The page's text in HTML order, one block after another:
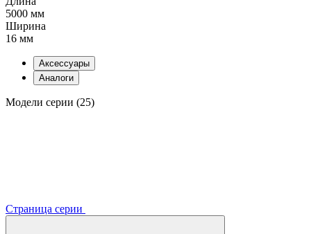
5000 мм
Ширина
16 мм
Аксессуары
Аналоги
Модели серии (25)
Страница серии